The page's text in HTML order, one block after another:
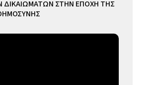
ΔΙΚΑΙΩΜΑΤΩΝ ΣΤΗΝ ΕΠΟΧΗ ΤΗΣ